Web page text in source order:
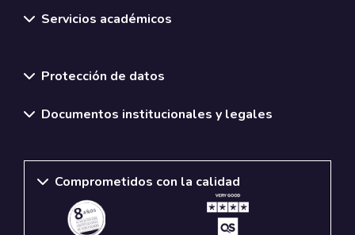
Servicios académicos
Protección de datos
Documentos institucionales y legales
Comprometidos con la calidad